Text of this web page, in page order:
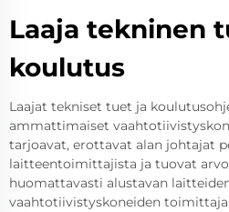
Laaja tekninen
koulutus
Laajat tekniset tuet ja
ammattimaiset
tarjoavat, erottavat alan johtajat
laitteentoimittajista ja tuovat
huomattavasti alustavan
vaahtotiivistyskoneiden